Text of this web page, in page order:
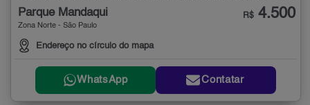
Parque Mandaqui
Zona Norte - São Paulo
Endereço no círculo do mapa
R$ 4.500
WhatsApp Contatar